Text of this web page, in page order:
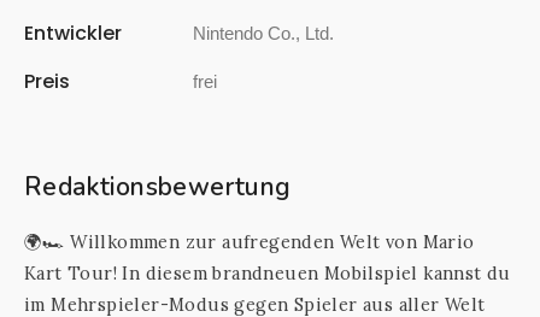
Entwickler Nintendo Co., Ltd.
Preis frei
Redaktionsbewertung
🌍🏎️ Willkommen zur aufregenden Welt von Mario
Kart Tour! In diesem brandneuen Mobilspiel kannst du
im Mehrspieler-Modus gegen Spieler aus aller Welt